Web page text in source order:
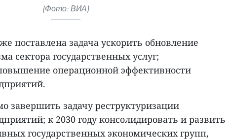
(Фото: ВИА)
поставлена задача ускорить обновление
сектора государственных услуг;
операционной эффективности
завершить задачу реструктуризации
к 2030 году консолидировать и развить
государственных экономических групп,